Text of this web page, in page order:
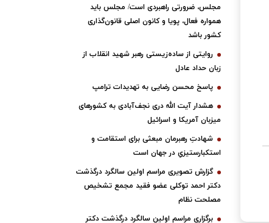
مجلس، ضرورتی راهبردی است/ مجلس باید
همواره فعال، پویا و کانون اصلی قانون‌گذاری
کشور باشد
روایتی از ساده‌زیستی رهبر شهید انقلاب از
زبان حداد عادل
پاسخ محسن رضایی به تهدیدات ترامپ
هشدار آیت الله دری نجف‌آبادی به کشورهای
میزبان آمریکا و اسرائیل
شهادتِ رهبرمان مبعثی برای استقامت و
استکبارستیزیِ در جهان است
گزارش تصویری مراسم اولین سالگرد درگذشت
دکتر احمد توکلی عضو فقید مجمع تشخیص
مصلحت نظام
برگزاری مراسم اولین سالگرد درگذشت دکتر